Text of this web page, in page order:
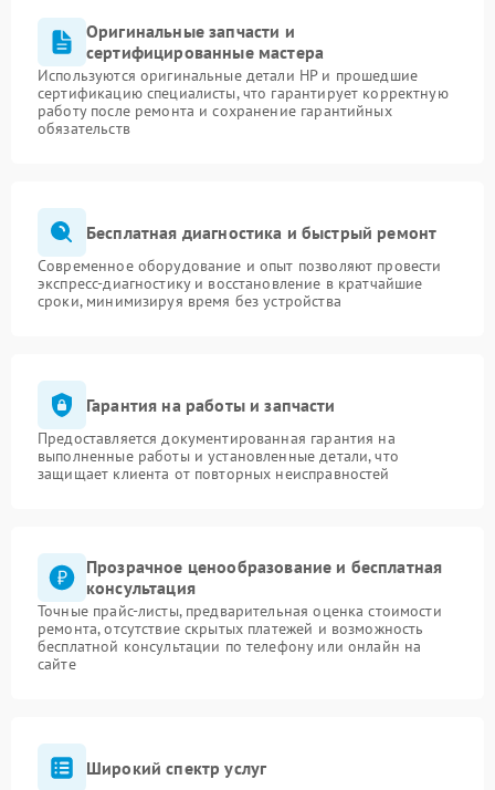
Оригинальные запчасти и
сертифицированные мастера
Используются оригинальные детали HP и прошедшие
сертификацию специалисты, что гарантирует корректную
работу после ремонта и сохранение гарантийных
обязательств
Бесплатная диагностика и быстрый ремонт
Современное оборудование и опыт позволяют провести
экспресс-диагностику и восстановление в кратчайшие
сроки, минимизируя время без устройства
Гарантия на работы и запчасти
Предоставляется документированная гарантия на
выполненные работы и установленные детали, что
защищает клиента от повторных неисправностей
Прозрачное ценообразование и бесплатная
консультация
Точные прайс-листы, предварительная оценка стоимости
ремонта, отсутствие скрытых платежей и возможность
бесплатной консультации по телефону или онлайн на
сайте
Широкий спектр услуг